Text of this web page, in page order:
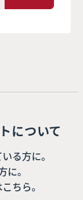
について
る方に。
。
ちら。